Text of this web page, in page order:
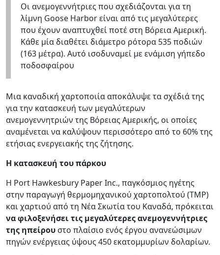
Οι ανεμογεννήτριες που σχεδιάζονται για τη
λίμνη Goose Harbor είναι από τις μεγαλύτερες
που έχουν αναπτυχθεί ποτέ στη Βόρεια Αμερική.
Κάθε μία διαθέτει διάμετρο ρότορα 535 ποδιών
(163 μέτρα). Αυτό ισοδυναμεί με ενάμιση γήπεδο
ποδοσφαίρου
Μια καναδική χαρτοποιία αποκάλυψε τα σχέδιά της
για την κατασκευή των μεγαλύτερων
ανεμογεννητριών της Βόρειας Αμερικής, οι οποίες
αναμένεται να καλύψουν περισσότερο από το 60% της
ετήσιας ενεργειακής της ζήτησης.
Η κατασκευή του πάρκου
Η Port Hawkesbury Paper Inc., παγκόσμιος ηγέτης
στην παραγωγή θερμομηχανικού χαρτοπολτού (TMP)
και χαρτιού από τη Νέα Σκωτία του Καναδά, πρόκειται
να φιλοξενήσει τις μεγαλύτερες ανεμογεννήτριες
της ηπείρου στο πλαίσιο ενός έργου ανανεώσιμων
πηγών ενέργειας ύψους 450 εκατομμυρίων δολαρίων.